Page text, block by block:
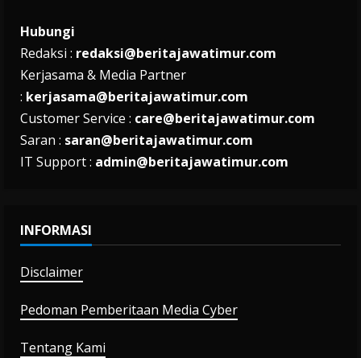
Hubungi
Redaksi : redaksi@beritajawatimur.com
Kerjasama & Media Partner
: kerjasama@beritajawatimur.com
Customer Service : care@beritajawatimur.com
Saran : saran@beritajawatimur.com
IT Support : admin@beritajawatimur.com
INFORMASI
Disclaimer
Pedoman Pemberitaan Media Cyber
Tentang Kami